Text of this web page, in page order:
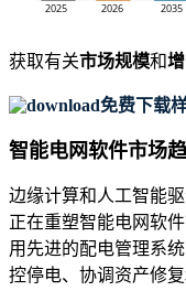
获取有关市场规模和
免费下载
智能电网软件市场
边缘计算和人工智能
正在重塑智能电网软
用先进的配电管理系
控停电、协调资产修